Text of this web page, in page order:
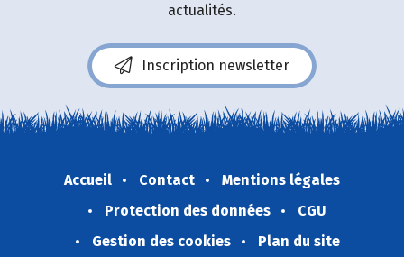
actualités.
Inscription newsletter
Accueil Contact
Mentions légales
Protection des données
CGU
Gestion des cookies
Plan du site